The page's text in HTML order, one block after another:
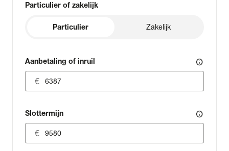
Particulier of zakelijk
Particulier Zakelijk
Aanbetaling of inruil info
Slottermijn info